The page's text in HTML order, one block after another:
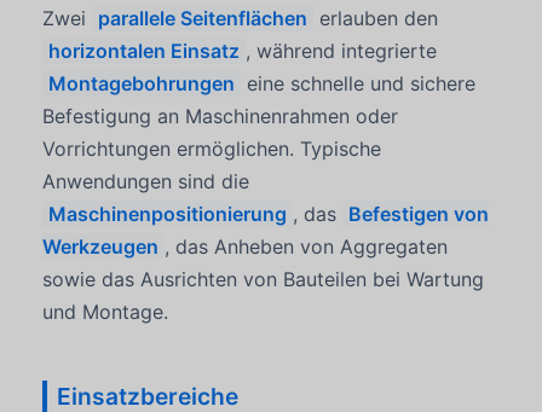
Zwei parallele Seitenflächen erlauben den
horizontalen Einsatz , während integrierte
Montagebohrungen eine schnelle und sichere
Befestigung an Maschinenrahmen oder
Vorrichtungen ermöglichen. Typische
Anwendungen sind die
Maschinenpositionierung , das Befestigen von
Werkzeugen , das Anheben von Aggregaten
sowie das Ausrichten von Bauteilen bei Wartung
und Montage.
Einsatzbereiche